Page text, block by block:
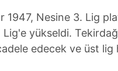
çerezlerle ilgili bilgi
1947, Nesine 3. Lig
yükseldi.
edecek ve üst lig